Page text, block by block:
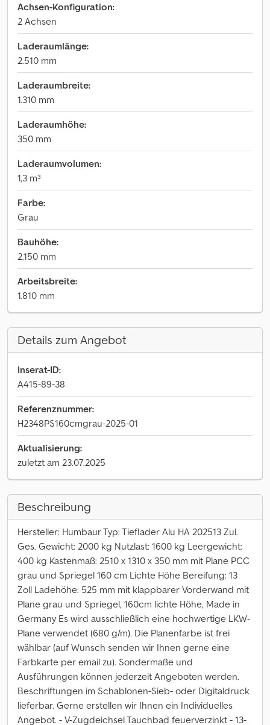
Achsen-Konfiguration:
2 Achsen
Laderaumlänge:
2.510 mm
Laderaumbreite:
1.310 mm
Laderaumhöhe:
350 mm
Laderaumvolumen:
1,3 m³
Farbe:
Grau
Bauhöhe:
2.150 mm
Arbeitsbreite:
1.810 mm
Details zum Angebot
Inserat-ID:
A415-89-38
Referenznummer:
H2348PS160cmgrau-2025-01
Aktualisierung:
zuletzt am 23.07.2025
Beschreibung
Hersteller: Humbaur Typ: Tieflader Alu HA 202513 Zul.
Ges. Gewicht: 2000 kg Nutzlast: 1600 kg Leergewicht:
400 kg Kastenmaß: 2510 x 1310 x 350 mm mit Plane PCC
grau und Spriegel 160 cm Lichte Höhe Bereifung: 13
Zoll Ladehöhe: 525 mm mit klappbarer Vorderwand mit
Plane grau und Spriegel, 160cm lichte Höhe, Made in
Germany Es wird ausschließlich eine hochwertige LKW-
Plane verwendet (680 g/m). Die Planenfarbe ist frei
wählbar (auf Wunsch senden wir Ihnen gerne eine
Farbkarte per email zu). Sondermaße und
Ausführungen können jederzeit Angeboten werden.
Beschriftungen im Schablonen-Sieb- oder Digitaldruck
lieferbar. Gerne erstellen wir Ihnen ein Individuelles
Angebot. - V-Zugdeichsel Tauchbad feuerverzinkt - 13-